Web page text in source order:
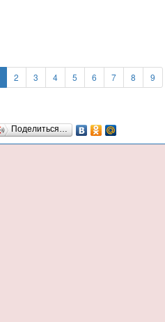
2 3 4 5 6 7 8 9
Поделиться…